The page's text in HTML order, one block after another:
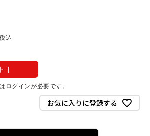
税込
]
ログインが必要です。
お気に入りに登録する